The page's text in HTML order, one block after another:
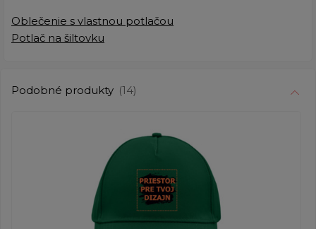
Oblečenie s vlastnou potlačou
Potlač na šiltovku
Podobné produkty (14)